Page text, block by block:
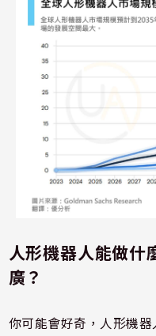
人形機器人能做什
廣？
你可能會好奇，人形機